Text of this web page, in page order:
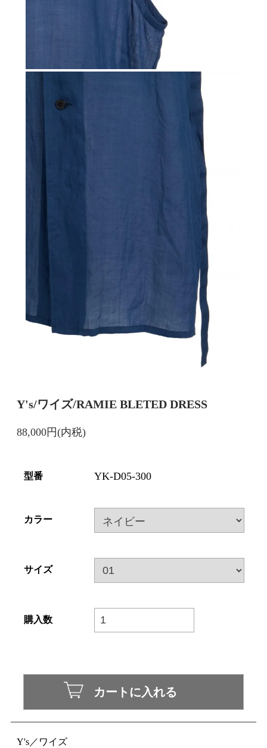
Y's/ワイズ/RAMIE BLETED DRESS
88,000円(内税)
型番 YK-D05-300
カラー
サイズ
購入数
Y's／ワイズ